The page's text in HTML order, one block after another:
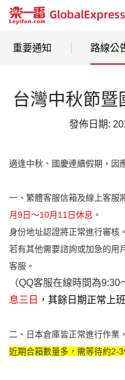
重要通知 路線公
台灣中秋節暨
發佈日期:
適逢中秋、國慶連續假期，因
一、繁體客服信箱及線上客服
月9日～10月11日休息 。
身份地址認證將正常進行審核。
若有其他需要諮詢或加急的用
客服。
（QQ客服在線時間為9:30
息三日 ，其餘日期正常上班
二、日本倉庫皆正常進行作業，
近期合箱數量多，需等待約2-3